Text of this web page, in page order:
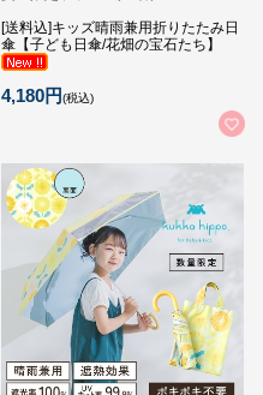
[送料込]キッズ晴雨兼用折りたたみ日
傘【子ども日傘/花畑の宝石たち】
4,180円(税込)